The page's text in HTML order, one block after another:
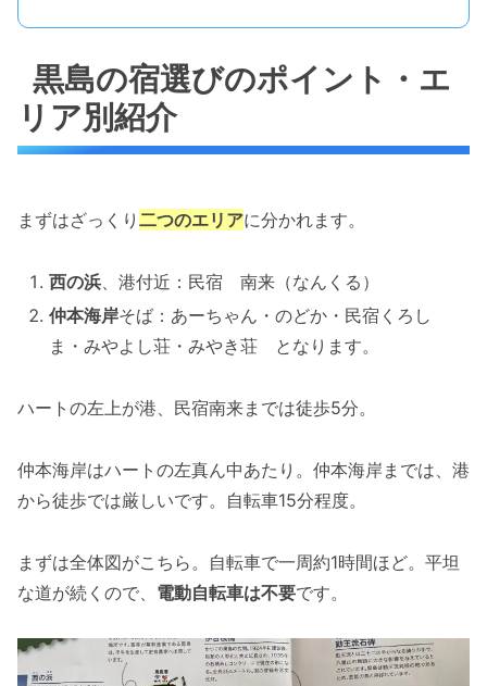
黒島の宿選びのポイント・エ
リア別紹介
まずはざっくり 二つのエリアに分かれます。
西の浜、港付近：民宿 南来（なんくる）
仲本海岸そば：あーちゃん・のどか・民宿くろし
ま・みやよし荘・みやき荘 となります。
ハートの左上が港、民宿南来までは徒歩5分。
仲本海岸はハートの左真ん中あたり。仲本海岸までは、港
から徒歩では厳しいです。自転車15分程度。
まずは全体図がこちら。自転車で一周約1時間ほど。平坦
な道が続くので、 電動自転車は不要です。